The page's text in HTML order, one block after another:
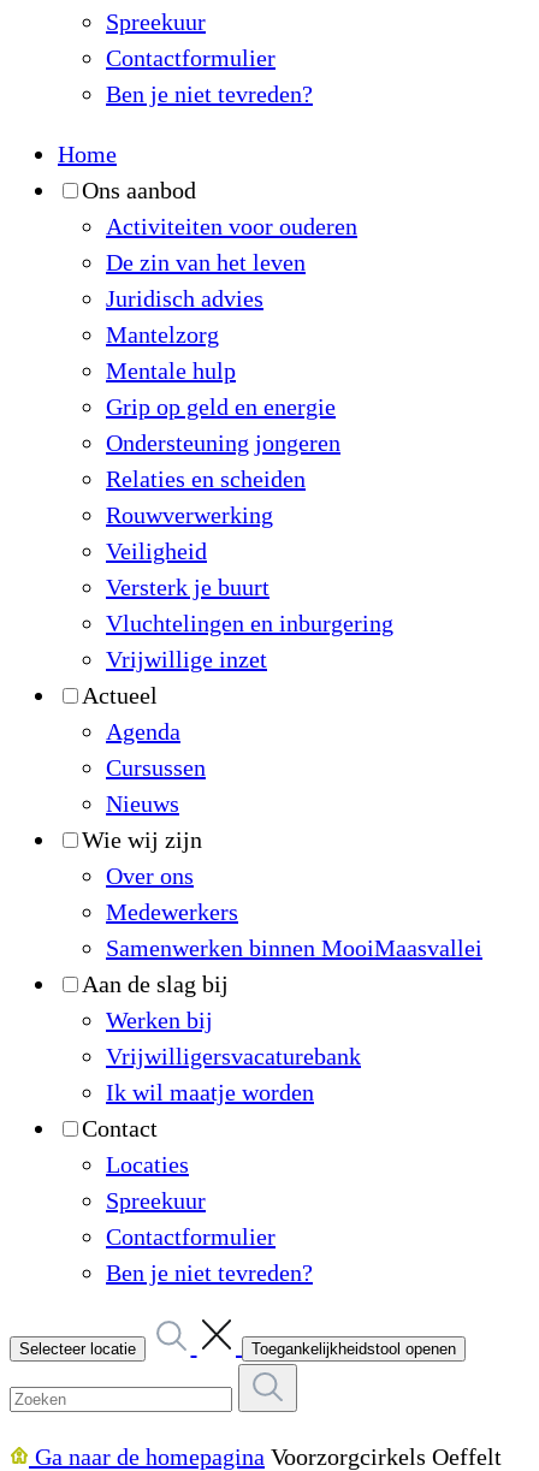
Spreekuur
Contactformulier
Ben je niet tevreden?
Home
Ons aanbod
Activiteiten voor ouderen
De zin van het leven
Juridisch advies
Mantelzorg
Mentale hulp
Grip op geld en energie
Ondersteuning jongeren
Relaties en scheiden
Rouwverwerking
Veiligheid
Versterk je buurt
Vluchtelingen en inburgering
Vrijwillige inzet
Actueel
Agenda
Cursussen
Nieuws
Wie wij zijn
Over ons
Medewerkers
Samenwerken binnen MooiMaasvallei
Aan de slag bij
Werken bij
Vrijwilligersvacaturebank
Ik wil maatje worden
Contact
Locaties
Spreekuur
Contactformulier
Ben je niet tevreden?
Selecteer locatie Toegankelijkheidstool openen
Ga naar de homepagina Voorzorgcirkels Oeffelt